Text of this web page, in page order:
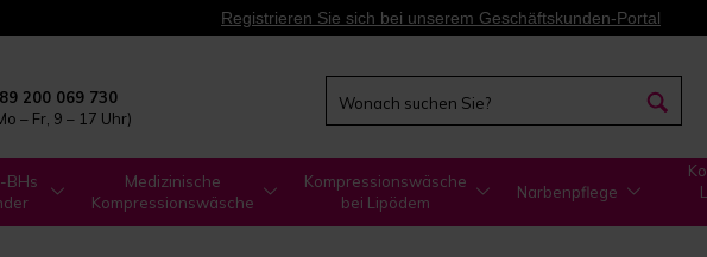
Registrieren Sie sich bei unserem Geschäftskunden-Portal
200 069 730
– Fr, 9 – 17 Uhr)
BHs
Medizinische
Kompressionswäsche
Kompressionswäsche
bei Lipödem
Narbenpflege